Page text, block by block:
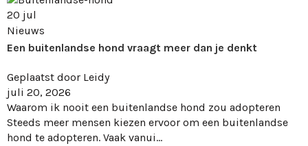
20 jul
Nieuws
Een buitenlandse hond vraagt meer dan je denkt
Geplaatst door Leidy
juli 20, 2026
Waarom ik nooit een buitenlandse hond zou adopteren
Steeds meer mensen kiezen ervoor om een buitenlandse
hond te adopteren. Vaak vanui...